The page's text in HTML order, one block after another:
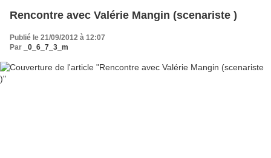
Rencontre avec Valérie Mangin (scenariste )
Publié le 21/09/2012 à 12:07
Par
_0_6_7_3_m